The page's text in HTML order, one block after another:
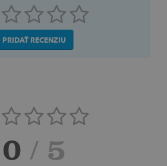
PRIDAŤ RECENZIU
0 / 5